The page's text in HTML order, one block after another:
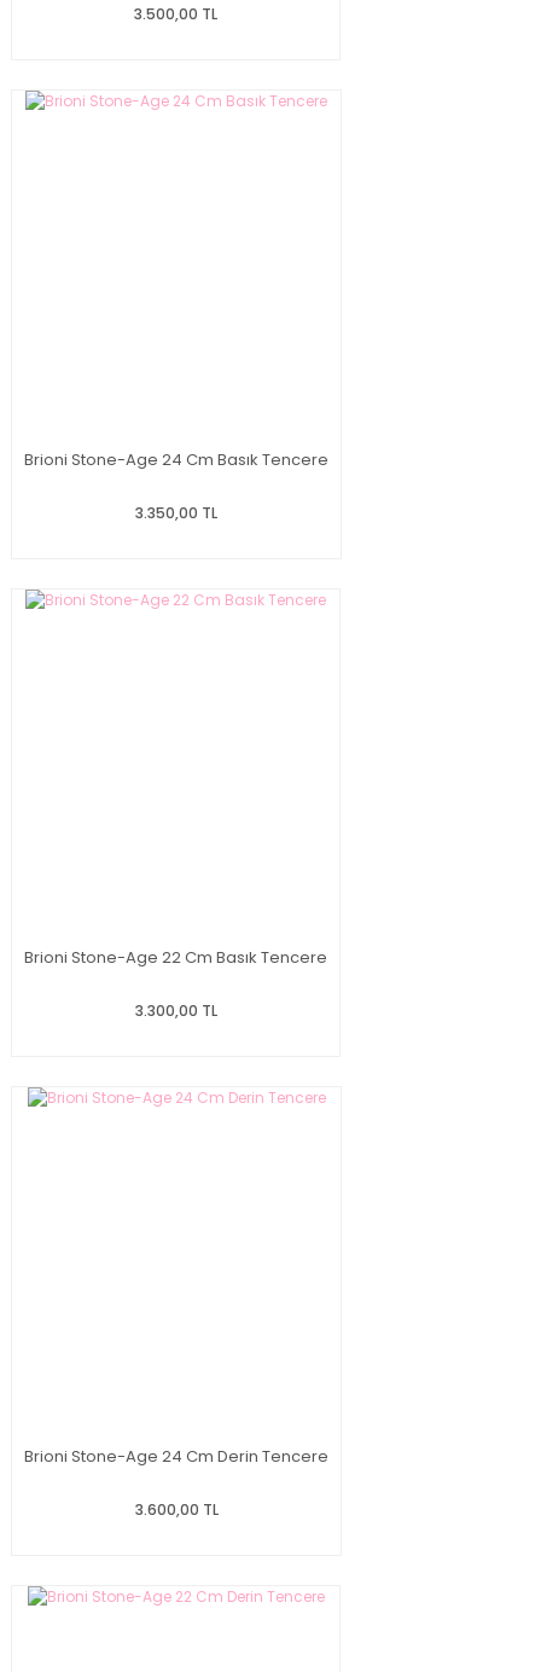
3.500,00 TL
Brioni Stone-Age 24 Cm Basık Tencere
3.350,00 TL
Brioni Stone-Age 22 Cm Basık Tencere
3.300,00 TL
Brioni Stone-Age 24 Cm Derin Tencere
3.600,00 TL